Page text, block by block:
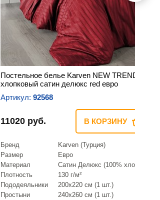
Постельное белье Karven NEW TREND
хлопковый сатин делюкс red евро
Артикул: 92568
11020 руб. В КОРЗИНУ
Бренд
Karven (Турция)
Размер
Евро
Материал
Сатин Делюкс (100% хлопок)
Плотность
130 г/м²
Пододеяльники
200х220 см (1 шт.)
Простыни
240х260 см (1 шт.)